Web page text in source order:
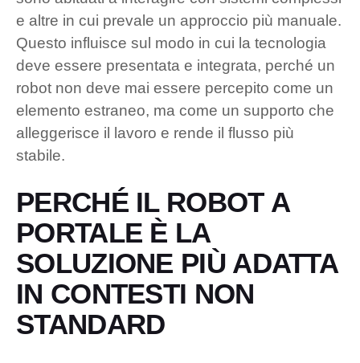
e altre in cui prevale un approccio più manuale.
Questo influisce sul modo in cui la tecnologia
deve essere presentata e integrata, perché un
robot non deve mai essere percepito come un
elemento estraneo, ma come un supporto che
alleggerisce il lavoro e rende il flusso più
stabile.
PERCHÉ IL ROBOT A
PORTALE È LA
SOLUZIONE PIÙ ADATTA
IN CONTESTI NON
STANDARD